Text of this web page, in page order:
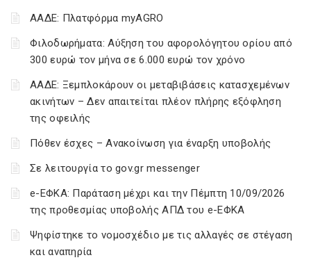
ΑΑΔΕ: Πλατφόρμα myAGRO
Φιλοδωρήματα: Αύξηση του αφορολόγητου ορίου από
300 ευρώ τον μήνα σε 6.000 ευρώ τον χρόνο
ΑΑΔΕ: Ξεμπλοκάρουν οι μεταβιβάσεις κατασχεμένων
ακινήτων – Δεν απαιτείται πλέον πλήρης εξόφληση
της οφειλής
Πόθεν έσχες – Ανακοίνωση για έναρξη υποβολής
Σε λειτουργία το gov.gr messenger
e-ΕΦΚΑ: Παράταση μέχρι και την Πέμπτη 10/09/2026
της προθεσμίας υποβολής ΑΠΔ του e-ΕΦΚΑ
Ψηφίστηκε το νομοσχέδιο με τις αλλαγές σε στέγαση
και αναπηρία